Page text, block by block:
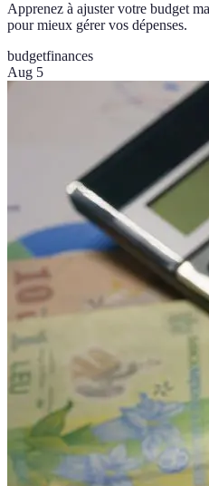
Apprenez à ajuster votre budget
pour mieux gérer vos dépenses.
budgetfinances
Aug 5